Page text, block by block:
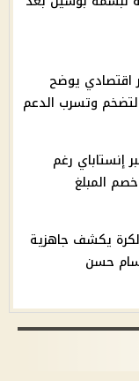
اقتصادي يوضح
وتسرب الدعم
إنستاباي رغم
المبلغ
الكرة يكشف جاهزية
حسن